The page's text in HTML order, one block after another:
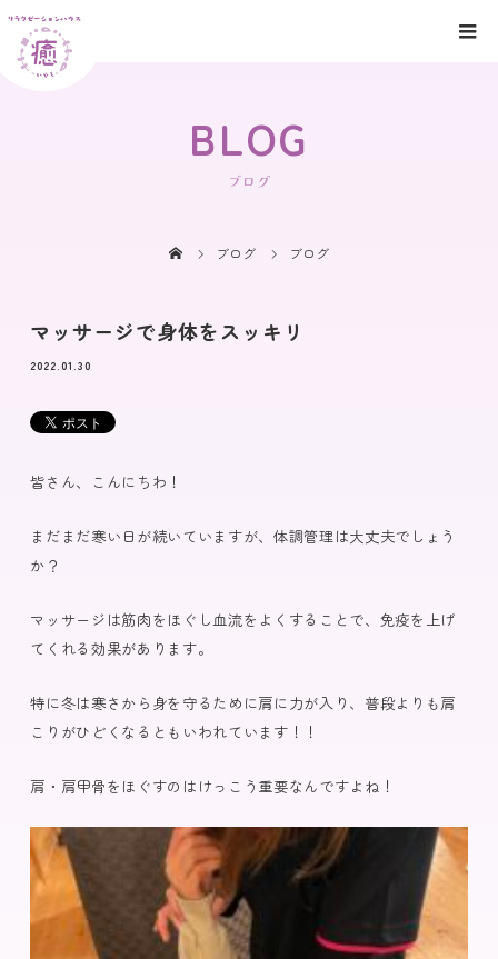
BLOG
ブログ
ブログ ブログ
マッサージで身体をスッキリ
2022.01.30
皆さん、こんにちわ！
まだまだ寒い日が続いていますが、体調管理は大丈夫でしょう
か？
マッサージは筋肉をほぐし血流をよくすることで、免疫を上げ
てくれる効果があります。
特に冬は寒さから身を守るために肩に力が入り、普段よりも肩
こりがひどくなるともいわれています！！
肩・肩甲骨をほぐすのはけっこう重要なんですよね！